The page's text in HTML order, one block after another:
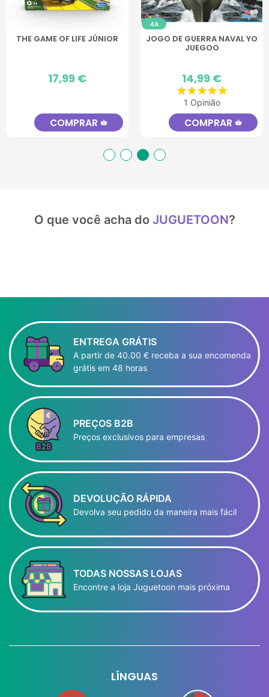
THE GAME OF LIFE JÚNIOR
Preço
17,99 €
COMPRAR shopping_basket
4A
JOGO DE GUERRA NAVAL YO
JUEGOO
Preço
14,99 €
1 Opinião
COMPRAR shopping_basket
O que você acha do JUGUETOON?
ENTREGA GRÁTIS
A partir de 40.00 € receba a sua encomenda
grátis em 48 horas
PREÇOS B2B
Preços exclusivos para empresas
DEVOLUÇÃO RÁPIDA
Devolva seu pedido da maneira mais fácil
TODAS NOSSAS LOJAS
Encontre a loja Juguetoon mais próxima
LÍNGUAS